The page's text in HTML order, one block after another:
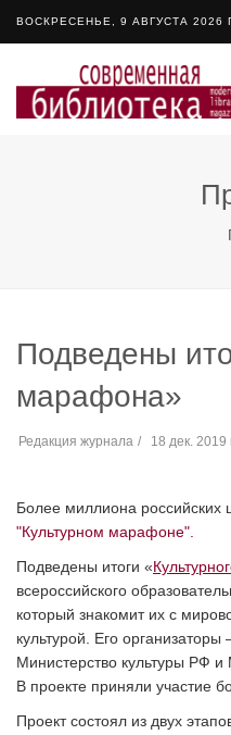
ВОСКРЕСЕНЬЕ, 9 АВГУСТА 2026
Подведены
марафона»
Редакция журнала 18 дек. 2019
Более миллиона российских
"Культурном марафоне".
Подведены итоги «
всероссийского
который знакомит их с
культурой. Его
Министерство культуры РФ
В проекте приняли участие
Проект состоял из двух